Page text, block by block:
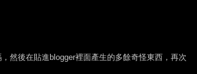
然後在貼進blogger裡面產生的多餘奇怪東西，再次